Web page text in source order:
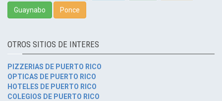
Guaynabo Ponce
OTROS SITIOS DE INTERES
PIZZERIAS DE PUERTO RICO
OPTICAS DE PUERTO RICO
HOTELES DE PUERTO RICO
COLEGIOS DE PUERTO RICO